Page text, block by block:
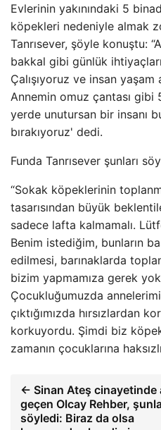
Evlerinin yakınındaki 5
köpekleri nedeniyle almak
Tanrısever, şöyle konuştu:
bakkal gibi günlük
Çalışıyoruz ve insan yaşam
Annemin omuz çantası gibi
yerde unutursan bir insanı
bırakıyoruz' dedi.
Funda Tanrısever şunları
“Sokak köpeklerinin
tasarısından büyük
sadece lafta kalmamalı.
Benim istediğim, bunların
edilmesi, barınaklarda
bizim yapmamıza gerek
Çocukluğumuzda
çıktığımızda hırsızlardan
korkuyordu. Şimdi biz
zamanın çocuklarına
← Sinan Ateş cinayetinde
geçen Olcay Rehber,
söyledi: Biraz da olsa